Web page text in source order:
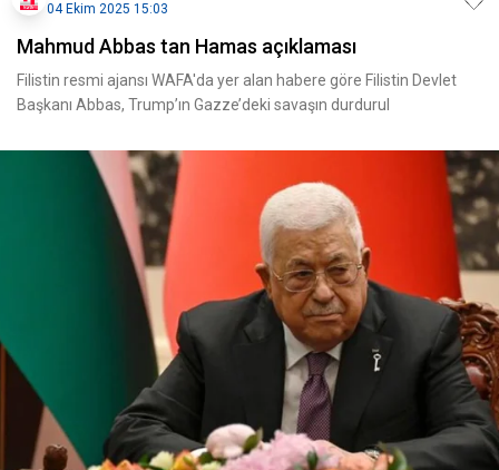
04 Ekim 2025 15:03
Mahmud Abbas tan Hamas açıklaması
Filistin resmi ajansı WAFA'da yer alan habere göre Filistin Devlet
Başkanı Abbas, Trump’ın Gazze’deki savaşın durdurul